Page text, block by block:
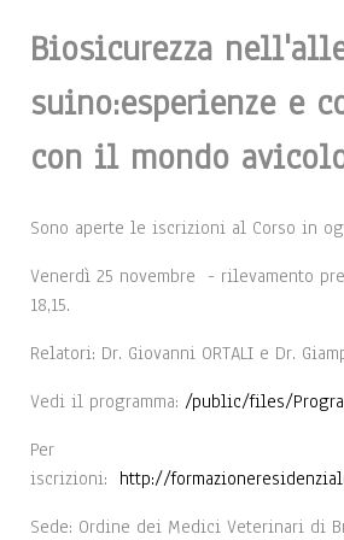
Biosicurezza
suino:esperienze e
con il mondo
Sono aperte le iscrizioni al Corso in
Venerdì 25 novembre - rilevamento
18,15.
Relatori: Dr. Giovanni ORTALI e Dr.
Vedi il programma: /public/files/
Per
iscrizioni: http://
Sede: Ordine dei Medici Veterinari di